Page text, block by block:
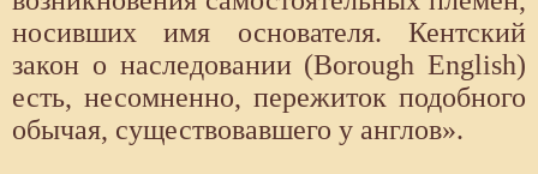
носивших имя основателя. Кентский
закон о наследовании (Borough English)
есть, несомненно, пережиток подобного
обычая, существовавшего у англов».